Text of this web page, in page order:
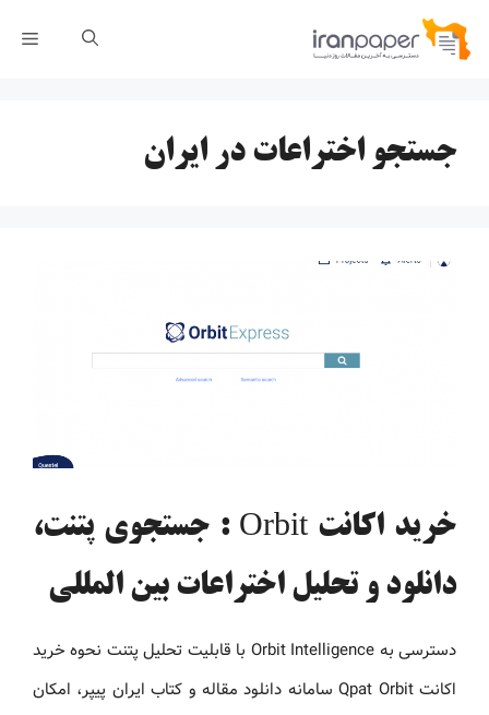
پرش
جستجو اختراعات در ایران
خرید اکانت Orbit : جستجوی پتنت،
دانلود و تحلیل اختراعات بین المللی
دسترسی به Orbit Intelligence با قابلیت تحلیل پتنت نحوه خرید
اکانت Qpat Orbit سامانه دانلود مقاله و کتاب ایران پیپر، امکان